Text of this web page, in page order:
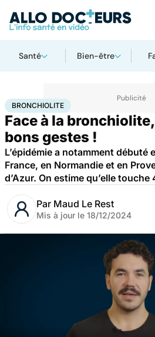
Santé Bien-être
AccueilSanté Maladies Bronchiolite
BRONCHIOLITE
Face à la
bons gestes !
L’épidémie a notamment débuté
France, en Normandie et en
d’Azur. On estime qu’elle
Par Maud Le Rest
Mis à jour le 18/12/2024